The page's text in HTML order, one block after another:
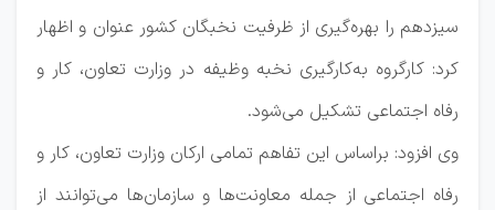
سیزدهم را بهره‌گیری از ظرفیت نخبگان کشور عنوان و اظهار
کرد: کارگروه به‌کارگیری نخبه وظیفه در وزارت تعاون، کار و
رفاه اجتماعی تشکیل می‌شود.
وی افزود: براساس این تفاهم تمامی ارکان وزارت تعاون، کار و
رفاه اجتماعی از جمله معاونت‌ها و سازمان‌ها می‌توانند از